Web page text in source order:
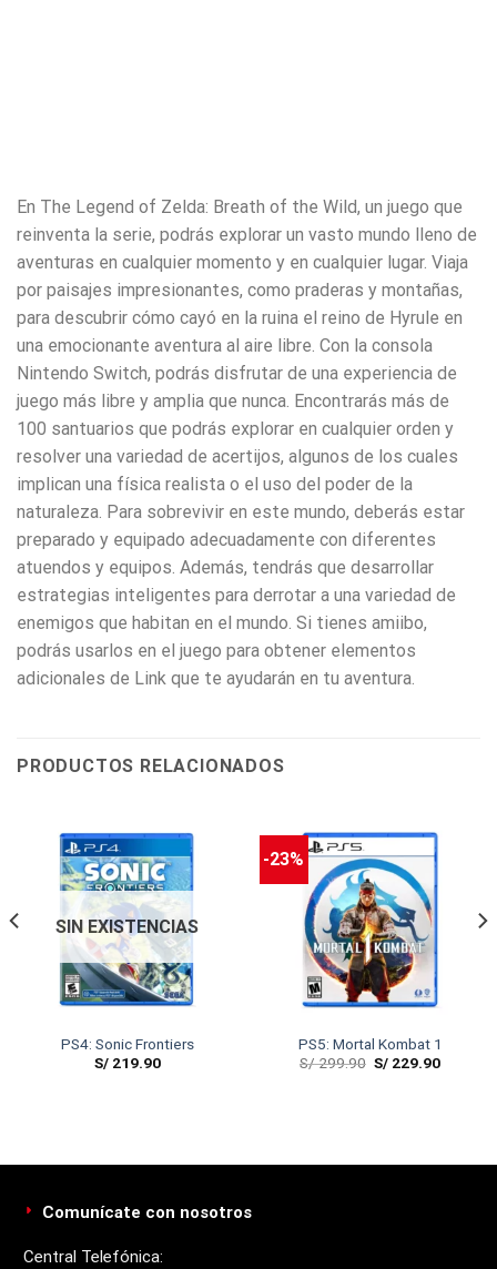
En The Legend of Zelda: Breath of the Wild, un juego que
reinventa la serie, podrás explorar un vasto mundo lleno de
aventuras en cualquier momento y en cualquier lugar. Viaja
por paisajes impresionantes, como praderas y montañas,
para descubrir cómo cayó en la ruina el reino de Hyrule en
una emocionante aventura al aire libre. Con la consola
Nintendo Switch, podrás disfrutar de una experiencia de
juego más libre y amplia que nunca. Encontrarás más de
100 santuarios que podrás explorar en cualquier orden y
resolver una variedad de acertijos, algunos de los cuales
implican una física realista o el uso del poder de la
naturaleza. Para sobrevivir en este mundo, deberás estar
preparado y equipado adecuadamente con diferentes
atuendos y equipos. Además, tendrás que desarrollar
estrategias inteligentes para derrotar a una variedad de
enemigos que habitan en el mundo. Si tienes amiibo,
podrás usarlos en el juego para obtener elementos
adicionales de Link que te ayudarán en tu aventura.
PRODUCTOS RELACIONADOS
SIN EXISTENCIAS
PS4: Sonic Frontiers
S/219.90
-23%
PS5: Mortal Kombat 1
S/299.90 S/ 229.90
Comunícate con nosotros
Central Telefónica: